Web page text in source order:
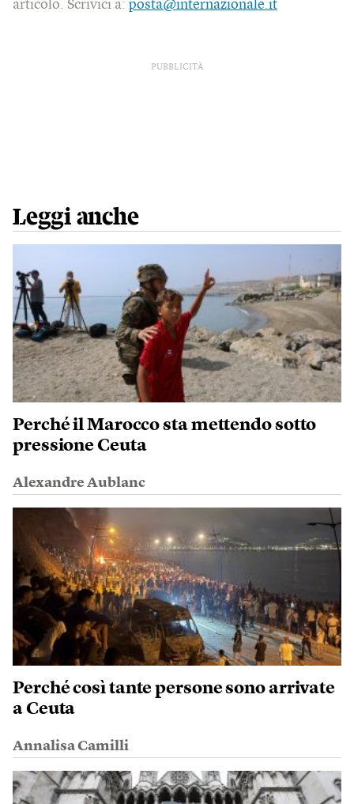
articolo. Scrivici a: posta@internazionale.it
PUBBLICITÀ
Leggi anche
Perché il Marocco sta mettendo sotto
pressione Ceuta
Alexandre Aublanc
Perché così tante persone sono arrivate
a Ceuta
Annalisa Camilli